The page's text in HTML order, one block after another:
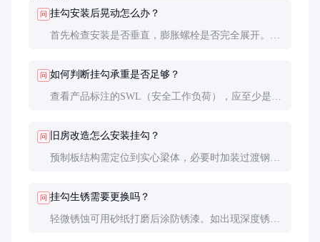
问 挂勾安装后晃动怎么办？
首先检查安装是否垂直，膨胀螺栓是否完全展开。混
问 如何判断挂勾承重是否足够？
查看产品标注的SWL（安全工作负荷），应至少是吊
问 旧房改造怎么安装挂勾？
预制板结构需定位到实心梁体，必要时加装过渡钢
问 挂勾生锈需要更换吗？
轻微锈蚀可用砂纸打磨后涂防锈漆。如出现深度锈蚀